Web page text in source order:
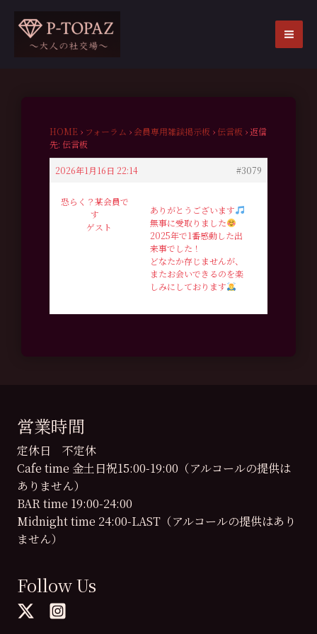
HOME › フォーラム › 会員専用雑談掲示板 › 伝言板 ›返信
先: 伝言板
2026年1月16日 22:14 #3079
恐らく？某会員で
す
ゲスト
ありがとうございます
無事に受取りました
2025年で1番感動した出
来事でした！
どなたか存じませんが、
またお会いできるのを楽
しみにしております
営業時間
定休日 不定休
Cafe time 金土日祝15:00-19:00（アルコールの提供は
ありません）
BAR time 19:00-24:00
Midnight time 24:00-LAST（アルコールの提供はあり
ません）
Follow Us